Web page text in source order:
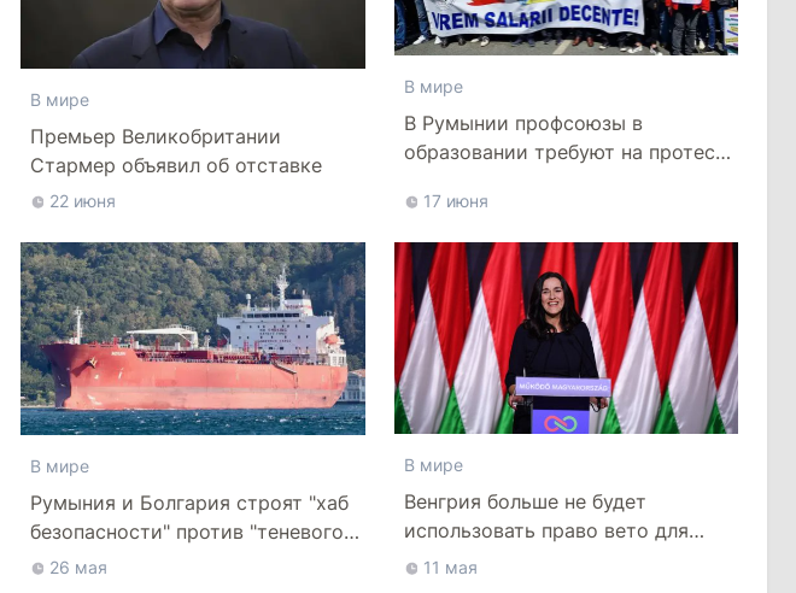
В мире
Премьер Великобритании
Стармер объявил об отставке
22 июня
В мире
В Румынии профсоюзы в
образовании требуют на протесте
17 июня
В мире
Румыния и Болгария строят "хаб
безопасности" против "теневого
флота" РФ в Черном море
26 мая
В мире
Венгрия больше не будет
использовать право вето для
шантажа ЕС
11 мая